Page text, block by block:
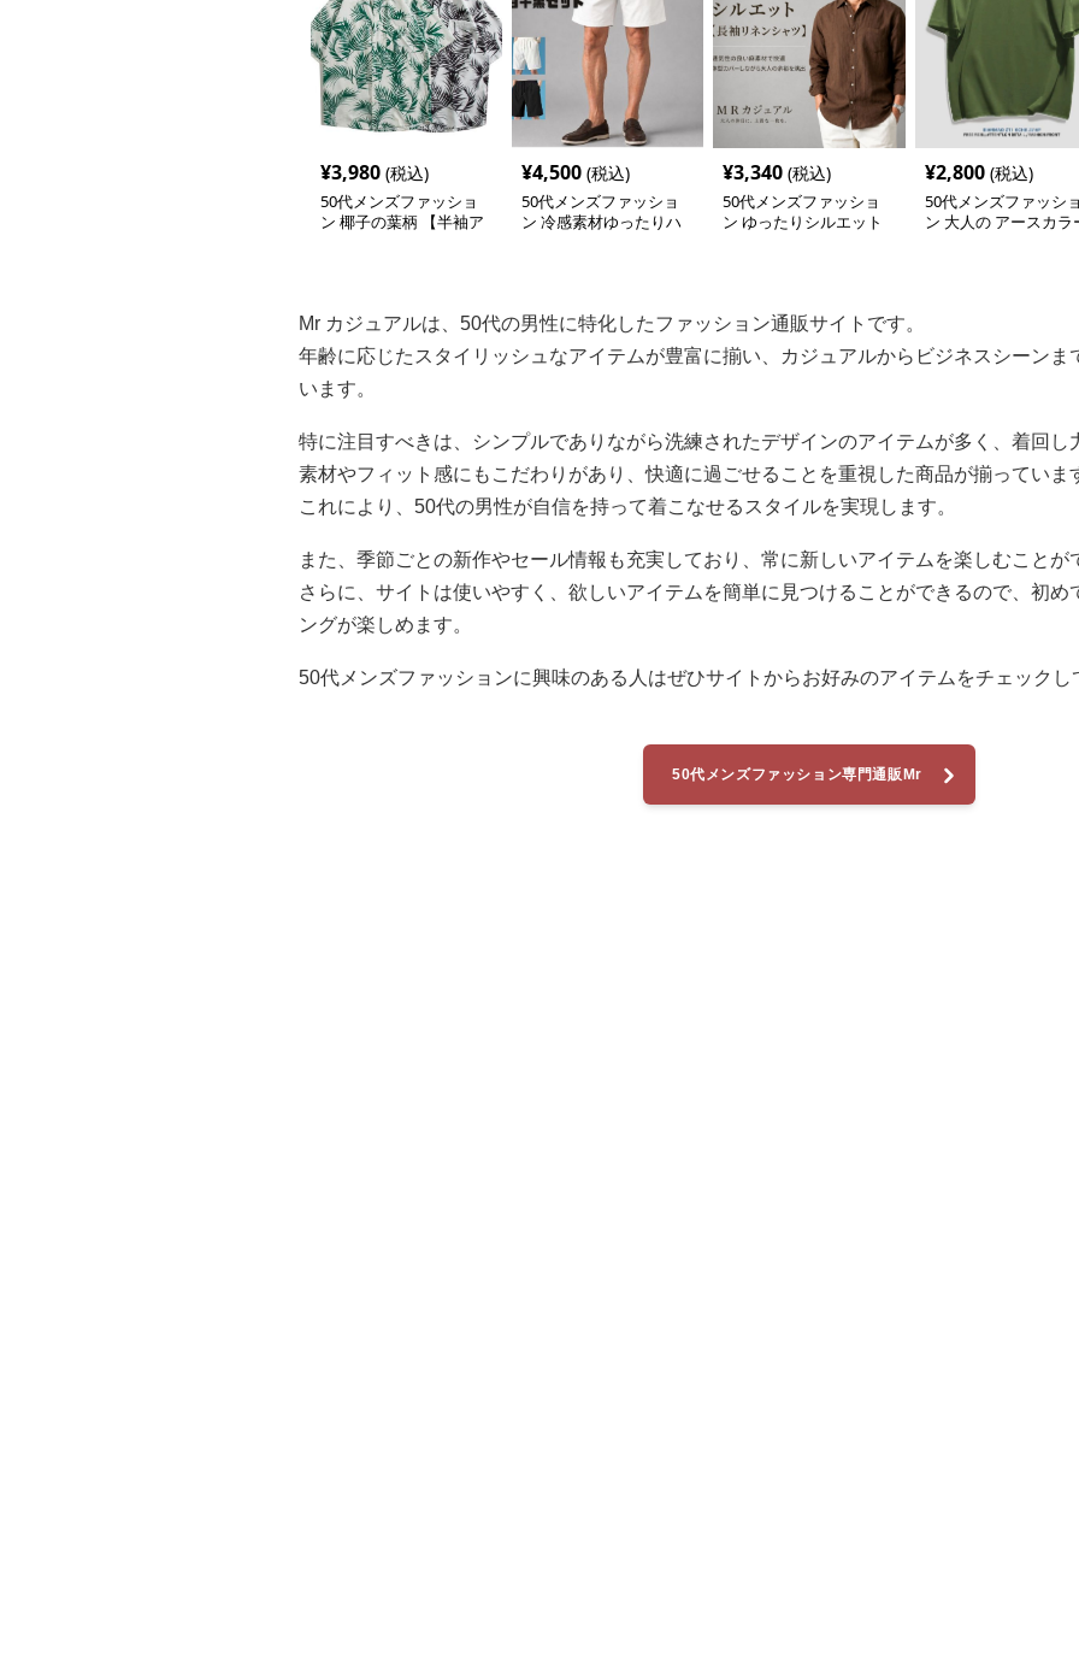
¥3,980 (税込)
50代メンズファッショ
ン 椰子の葉柄 【半袖ア
¥4,500 (税込)
50代メンズファッショ
ン 冷感素材ゆったりハ
¥3,340 (税込)
50代メンズファッショ
ン ゆったりシルエット
¥2,800 (税込)
50代メンズファッシ
ン 大人の アースカラ
Mr カジュアルは、50代の男性に特化したファッション通販サイトです。
年齢に応じたスタイリッシュなアイテムが豊富に揃い、カジュアルからビジネスシーンま
います。
特に注目すべきは、シンプルでありながら洗練されたデザインのアイテムが多く、着回し
素材やフィット感にもこだわりがあり、快適に過ごせることを重視した商品が揃っていま
これにより、50代の男性が自信を持って着こなせるスタイルを実現します。
また、季節ごとの新作やセール情報も充実しており、常に新しいアイテムを楽しむことが
さらに、サイトは使いやすく、欲しいアイテムを簡単に見つけることができるので、初
ングが楽しめます。
50代メンズファッションに興味のある人はぜひサイトからお好みのアイテムをチェックし
50代メンズファッション専門通販Mr